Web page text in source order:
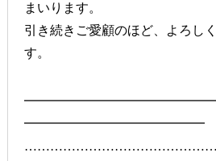
まいります。
引き続きご愛顧のほど、よろし
す。
━━━━━━━━━━━━━━